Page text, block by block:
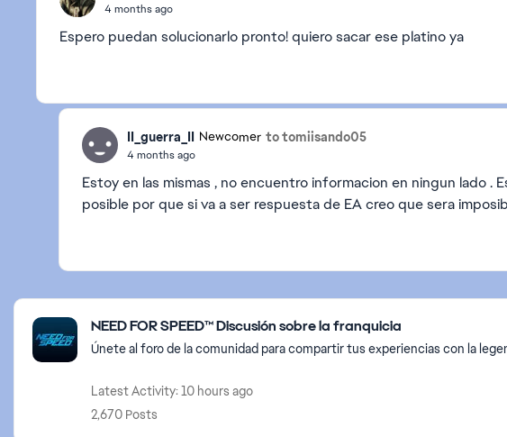
4 months ago
Espero puedan solucionarlo pronto! quiero sacar ese platino ya
II_guerra_II Newcomer to tomiisando05
4 months ago
Estoy en las mismas , no encuentro informacion en ningun lado .
posible por que si va a ser respuesta de EA creo que sera
Featured Places
NEED FOR SPEED™ Discusión sobre la franquicia
Únete al foro de la comunidad para compartir tus experiencias con la
Latest Activity: 10 hours ago
2,670 Posts